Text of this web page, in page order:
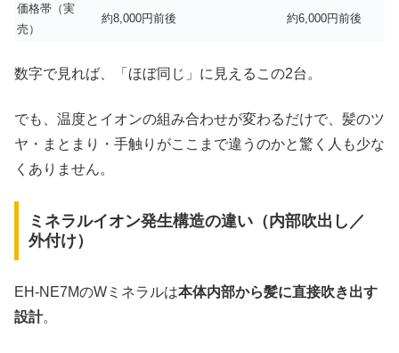
価格帯（実
売）
約8,000円前後 約6,000円前後
数字で見れば、「ほぼ同じ」に見えるこの2台。
でも、温度とイオンの組み合わせが変わるだけで、髪のツ
ヤ・まとまり・手触りがここまで違うのかと驚く人も少な
くありません。
ミネラルイオン発生構造の違い（内部吹出し／
外付け）
EH-NE7MのWミネラルは本体内部から髪に直接吹き出す
設計。